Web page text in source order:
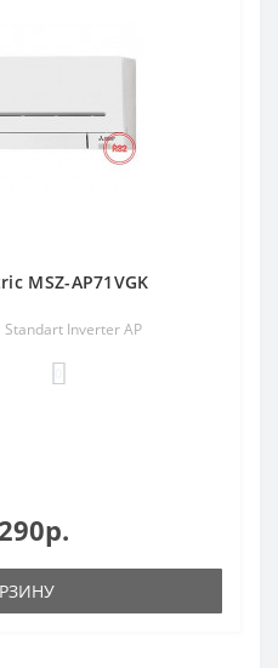
MSZ-AP71VGK
Inverter AP